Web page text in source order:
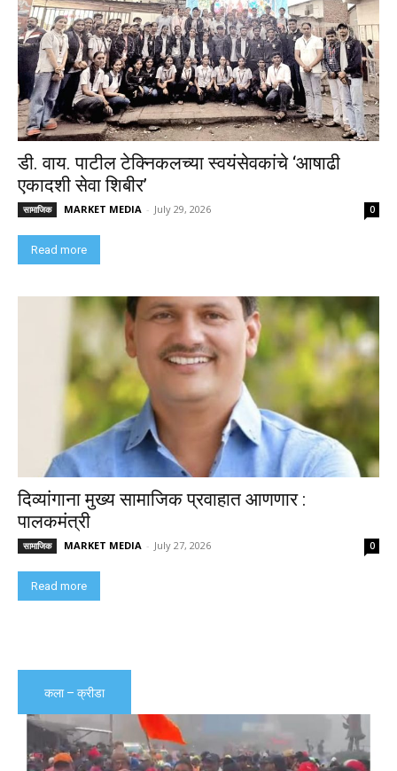
डी. वाय. पाटील टेक्निकलच्या स्वयंसेवकांचे ‘आषाढी
एकादशी सेवा शिबीर’
सामाजिक MARKET MEDIA - July 29, 2026 0
Read more
दिव्यांगाना मुख्य सामाजिक प्रवाहात आणणार :
पालकमंत्री
सामाजिक MARKET MEDIA - July 27, 2026 0
Read more
कला – क्रीडा